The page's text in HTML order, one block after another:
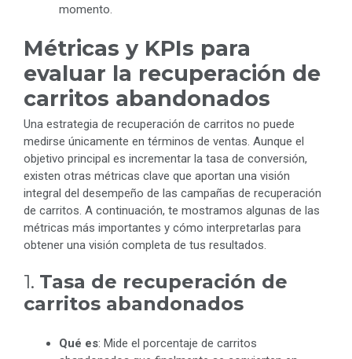
momento.
Métricas y KPIs para
evaluar la recuperación de
carritos abandonados
Una estrategia de recuperación de carritos no puede
medirse únicamente en términos de ventas. Aunque el
objetivo principal es incrementar la tasa de conversión,
existen otras métricas clave que aportan una visión
integral del desempeño de las campañas de recuperación
de carritos. A continuación, te mostramos algunas de las
métricas más importantes y cómo interpretarlas para
obtener una visión completa de tus resultados.
1. Tasa de recuperación de
carritos abandonados
Qué es: Mide el porcentaje de carritos